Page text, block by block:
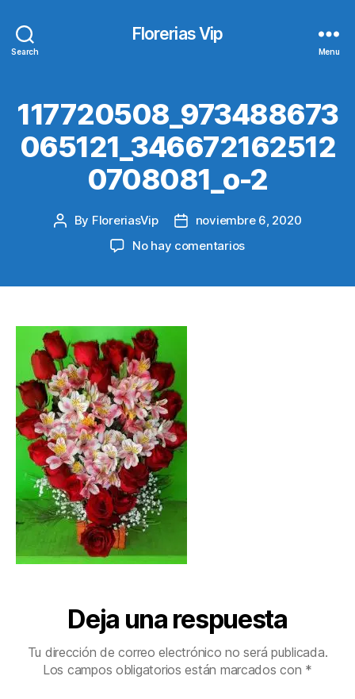
Search
Florerias Vip
Menu
117720508_973488673
065121_346672162512
0708081_o-2
Post
By FloreriasVip
Postnoviembre 6, 2020
No hay comentariosen
Deja una respuesta
Tu dirección de correo electrónico no será publicada.
Los campos obligatorios están marcados con *